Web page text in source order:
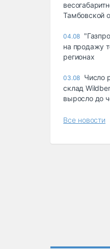
Тамбовской
04.08
на продажу
регионах
03.08 Число
склад
выросло до
Все новости